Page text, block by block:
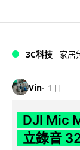
3C科技 家居
Vin 1 日
DJI Mic
立錄音